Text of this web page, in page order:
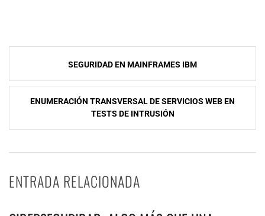
NavegaciÃ³n
de
entradas
SEGURIDAD EN MAINFRAMES IBM
ENUMERACIÓN TRANSVERSAL DE SERVICIOS WEB EN
TESTS DE INTRUSIÓN
ENTRADA RELACIONADA